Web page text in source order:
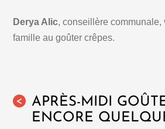
Derya Alic, conseillère communale,
famille au goûter crêpes.
<
APRÈS-MIDI
ENCORE